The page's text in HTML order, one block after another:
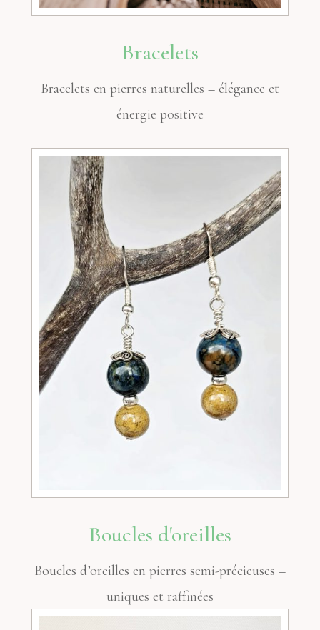
Bracelets
Bracelets en pierres naturelles – élégance et
énergie positive
Boucles d'oreilles
Boucles d’oreilles en pierres semi-précieuses –
uniques et raffinées